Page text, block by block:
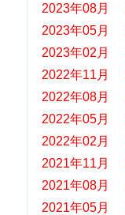
2023年08月
2023年05月
2023年02月
2022年11月
2022年08月
2022年05月
2022年02月
2021年11月
2021年08月
2021年05月